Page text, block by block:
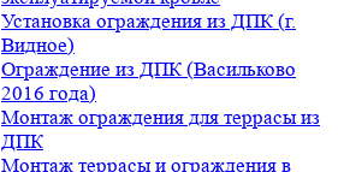
Установка ограждения из ДПК (г.
Видное)
Ограждение из ДПК (Васильково
2016 года)
Монтаж ограждения для террасы из
ДПК
Монтаж террасы и ограждения в